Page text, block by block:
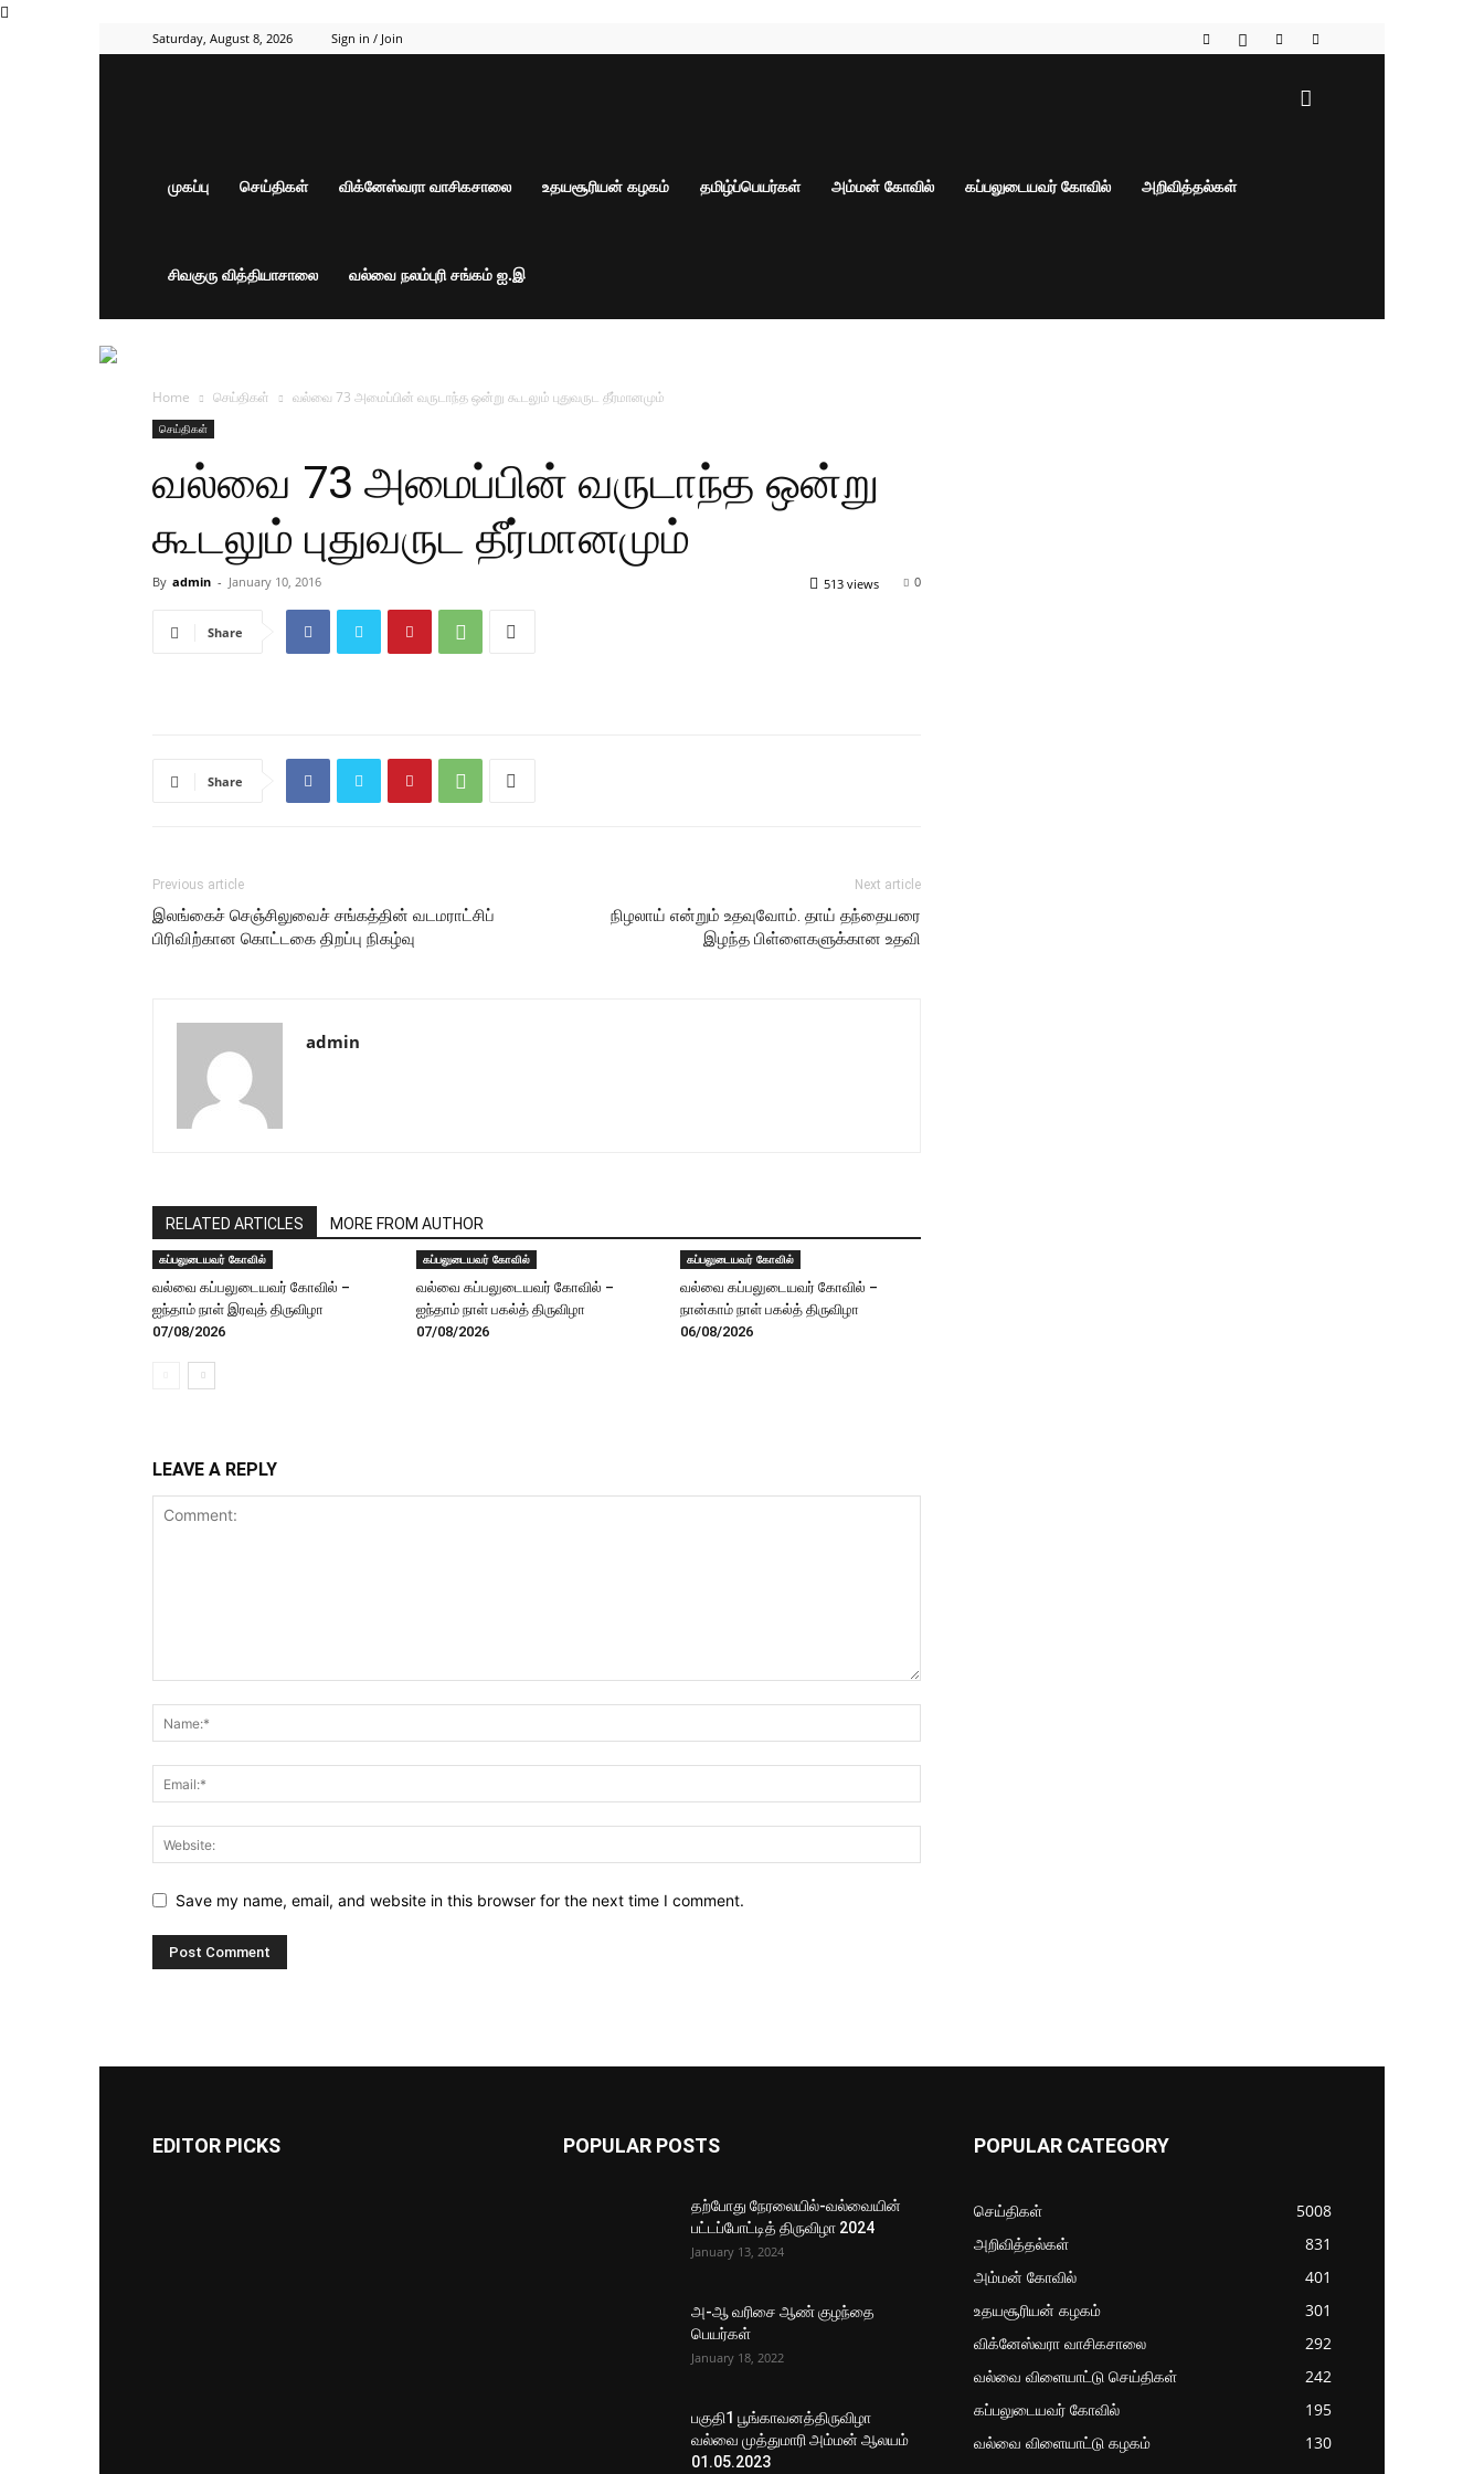
Saturday, August 8, 2026 Sign in / Join
முகப்பு செய்திகள் விக்னேஸ்வரா வாசிகசாலை உதயசூரியன் கழகம் தமிழ்ப்பெயர்கள் அம்மன் கோவில் கப்பலுடையவர் கோவில் அறிவித்தல்கள்
சிவகுரு வித்தியாசாலை வல்வை நலம்புரி சங்கம் ஐ.இ
Home செய்திகள் வல்வை 73 அமைப்பின் வருடாந்த ஒன்று கூடலும் புதுவருட தீர்மானமும்
செய்திகள்
வல்வை 73 அமைப்பின் வருடாந்த ஒன்று
கூடலும் புதுவருட தீர்மானமும்
By admin - January 10, 2016 0
513 views
Share
Share
Previous article
இலங்கைச் செஞ்சிலுவைச் சங்கத்தின் வடமராட்சிப்
பிரிவிற்கான கொட்டகை திறப்பு நிகழ்வு
Next article
நிழலாய் என்றும் உதவுவோம். தாய் தந்தையரை
இழந்த பிள்ளைகளுக்கான உதவி
admin
RELATED ARTICLES MORE FROM AUTHOR
கப்பலுடையவர் கோவில்
வல்வை கப்பலுடையவர் கோவில் –
ஐந்தாம் நாள் இரவுத் திருவிழா
07/08/2026
கப்பலுடையவர் கோவில்
வல்வை கப்பலுடையவர் கோவில் –
ஐந்தாம் நாள் பகல்த் திருவிழா
07/08/2026
கப்பலுடையவர் கோவில்
வல்வை கப்பலுடையவர் கோவில் –
நான்காம் நாள் பகல்த் திருவிழா
06/08/2026
LEAVE A REPLY
Save my name, email, and website in this browser for the next time I comment.
EDITOR PICKS POPULAR POSTS
தற்போது நேரலையில்-வல்வையின்
பட்டப்போட்டித் திருவிழா 2024
January 13, 2024
அ-ஆ வரிசை ஆண் குழந்தை
பெயர்கள்
January 18, 2022
பகுதி1 பூங்காவனத்திருவிழா
வல்வை முத்துமாரி அம்மன் ஆலயம்
01.05.2023
POPULAR CATEGORY
செய்திகள்
5008
அறிவித்தல்கள்
831
அம்மன் கோவில்
401
உதயசூரியன் கழகம்
301
விக்னேஸ்வரா வாசிகசாலை
292
வல்வை விளையாட்டு செய்திகள்
242
கப்பலுடையவர் கோவில்
195
வல்வை விளையாட்டு கழகம்
130